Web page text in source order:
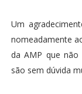
Um
nomeadamente
da AMP que
são sem dúvida